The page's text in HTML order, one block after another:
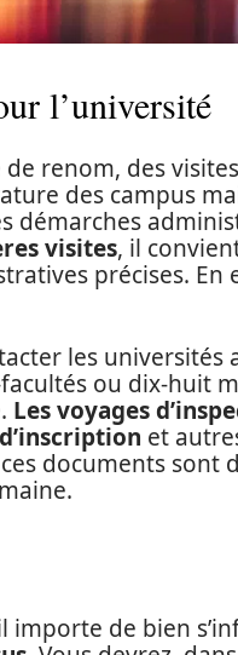
l’université
renom, des
des campus
démarches
visites, il
précises. En
les universités
ou dix-huit
Les voyages
et
documents sont
de bien